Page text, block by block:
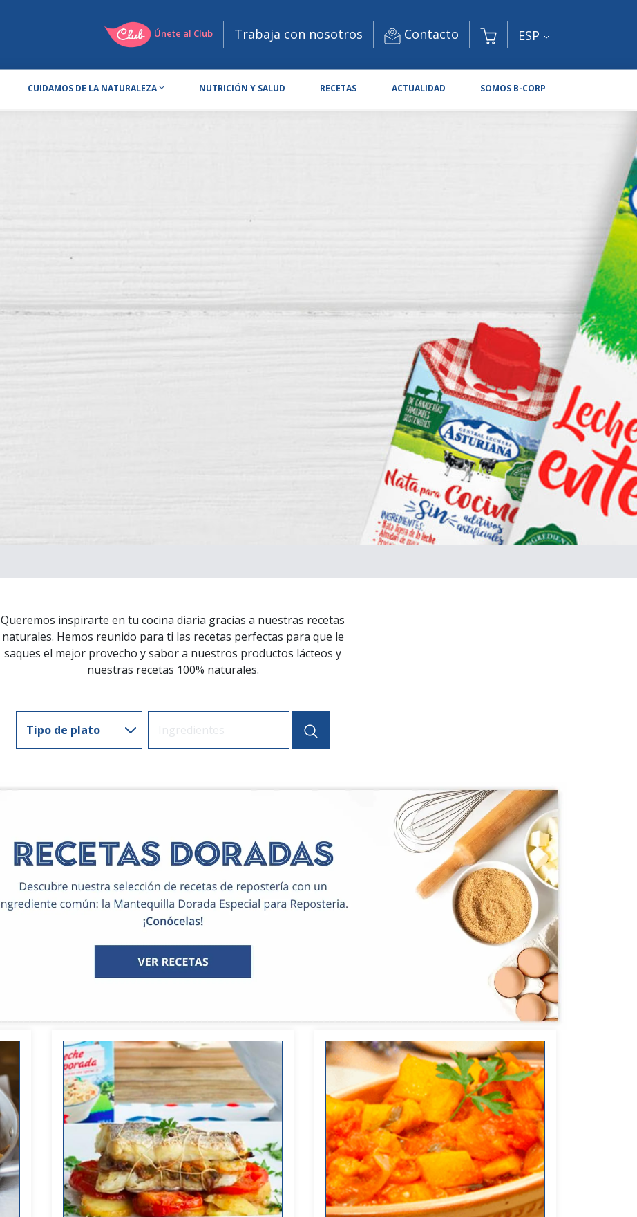
Únete al Club Trabaja con nosotros Contacto ESP
CUIDAMOS DE LA NATURALEZA NUTRICIÓN Y SALUD RECETAS ACTUALIDAD SOMOS B-CORP
Queremos inspirarte en tu cocina diaria gracias a nuestras recetas
naturales. Hemos reunido para ti las recetas perfectas para que le
saques el mejor provecho y sabor a nuestros productos lácteos y
nuestras recetas 100% naturales.